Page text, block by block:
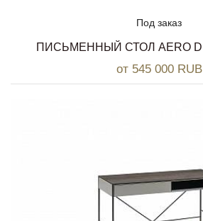
Под заказ
ПИСЬМЕННЫЙ СТОЛ AERO D
от 545 000 RUB